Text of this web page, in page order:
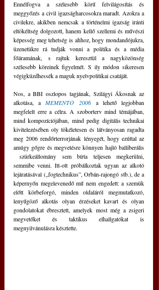
Ennélfogva a szélesebb körű felvilágosítás és
meggyőzés a civil igazságharcosokra maradt. Azokra a
civilekre, akikben nemcsak a történelmi igazság iránti
eltökéltség dolgozott, hanem kellő szellemi és művészi
képesség meg tehetség is ahhoz, hogy mondandójukra,
üzenetükre rá tudják vonni a politika és a média
főáramának, s rajtuk keresztül a nagyközönség
szélesebb köreinek figyelmét. S ily módon sikeresen
végigküzdhessék a maguk nyelvpolitikai csatáját.
Nos, a BBI oszlopos tagjának, Szilágyi Ákosnak az
alkotása, a MEMENTÓ 2006 a lehető legjobban
megfelelt erre a célra. A szoborterv mind témájában,
mind kompozíciójában, mind pedig digitális technikai
kivitelezésében oly tökéletesen és látványosan ragadta
meg 2006 rendőrterrorjának lényegét, hogy ezúttal az
amúgy gőgre és megvetésre könnyen hajló balliberális
szürkeállomány sem bírta teljesen megkerülni,
semmibe venni. Itt-ott próbálkoztak ugyan az alkotó
lejáratásával („fogtechnikus”, Orbán-rajongó stb.), de a
képernyőn megelevenedő mű nem engedett: a szemük
előtt körbeforgó, minden oldaláról megmutatkozó,
lenyűgöző alkotás olyan érzéseket kavart és olyan
gondolatokat ébresztett, amelyek most még a zsigeri
megvetőket és taktikus elhallgatókat is
megnyilvánulásra késztette.